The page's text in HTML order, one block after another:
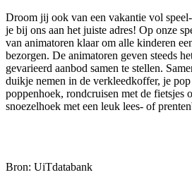
Droom jij ook van een vakantie vol
je bij ons aan het juiste adres! Op onze
van animatoren klaar om alle kinderen
bezorgen. De animatoren geven steeds
gevarieerd aanbod samen te stellen.
duikje nemen in de verkleedkoffer, je
poppenhoek, rondcruisen met de fietsjes
snoezelhoek met een leuk lees- of
Bron: UiTdatabank